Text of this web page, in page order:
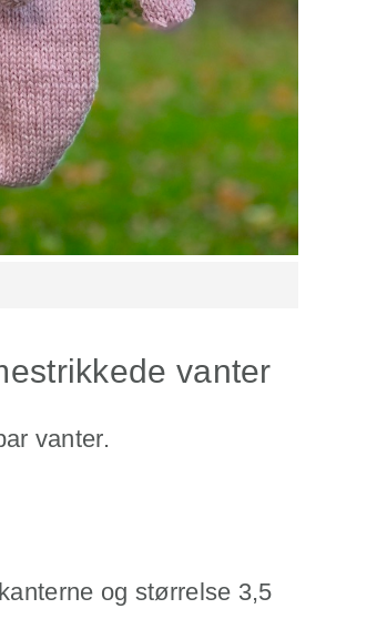
vanter
vanter.
og størrelse 3,5